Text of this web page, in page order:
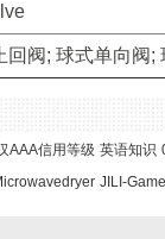
回阀; 球式单向阀;
AAA信用等级 英语知识
JILI-